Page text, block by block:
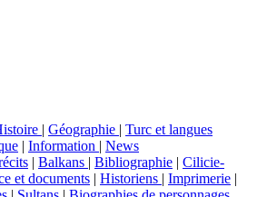
| Géographie | Turc et langues
| Information | News
| Balkans | Bibliographie | Cilicie-
et documents | Historiens | Imprimerie |